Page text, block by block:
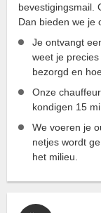
bevestigingsmail.
Dan bieden we je
Je ontvangt
weet je
bezorgd en
Onze
kondigen 15
We voeren je
netjes wordt
het milieu.